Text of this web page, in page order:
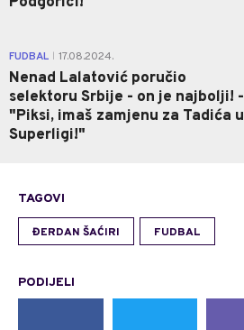
FUDBAL 17.08.2024.
Nenad Lalatović poručio
selektoru Srbije - on je najbolji! -
"Piksi, imaš zamjenu za Tadića u
Superligi!"
TAGOVI
ĐERDAN ŠAĆIRI FUDBAL
PODIJELI